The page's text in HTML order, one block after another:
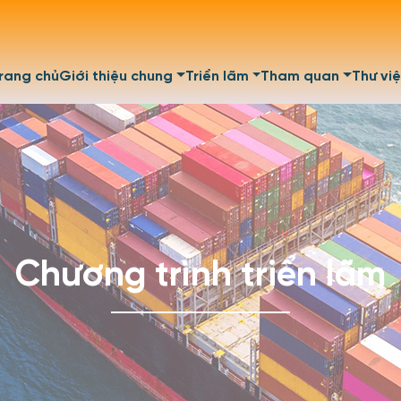
chủGiới thiệu chung Triển lãm Tham quan Thư
Chương trình triển lãm